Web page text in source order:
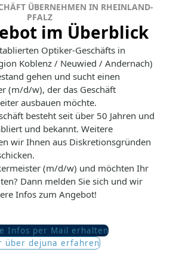
ÜBERNEHMEN IN RHEINLAND-
PFALZ
im Überblick
Optiker-Geschäfts in
Koblenz / Neuwied / Andernach)
gehen und sucht einen
(m/d/w), der das Geschäft
ausbauen möchte.
besteht seit über 50 Jahren und
und bekannt. Weitere
wir Ihnen aus Diskretionsgründen
(m/d/w) und möchten Ihr
Dann melden Sie sich und wir
Infos zum Angebot!
Infos per Mail erhalten
über dejuna erfahren